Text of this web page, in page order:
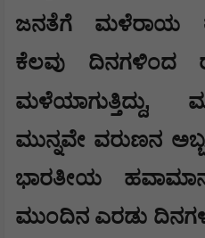
ಜನತೆಗೆ ಮಳೆರಾಯ
ಕೆಲವು ದಿನಗಳಿಂದ
ಮಳೆಯಾಗುತ್ತಿದ್ದು,
ಮುನ್ನವೇ ವರುಣನ
ಭಾರತೀಯ
ಮುಂದಿನ ಎರಡು